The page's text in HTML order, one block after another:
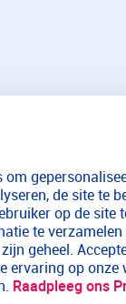
om
de site te
op de site
te
geheel.
ervaring op onze
Raadpleeg ons